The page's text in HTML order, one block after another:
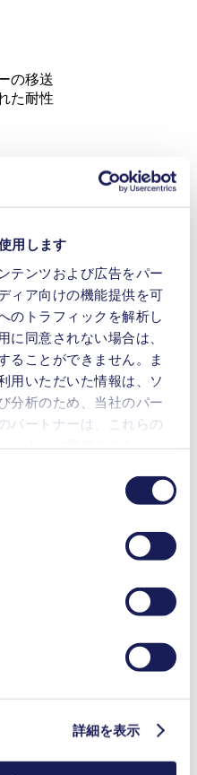
用します
テンツおよび広告をパー
ィア向けの機能提供を可
のトラフィックを解析し
に同意されない場合は、
ることができません。ま
用いただいた情報は、ソ
分析のため、当社のパー
パートナーは、これらの
ります。お客様の同意登
載されている「Cookies」
を外していただけば、い
す。
社の[プライバシーポリシ
詳細を表示
の移送
た耐性
l/min
bar (rel.)
mbar (abs.)
（ポリテトラフルオロエチ
）
（ポリテトラフルオロエチ
）
ミニウム, ステンレス鋼
語